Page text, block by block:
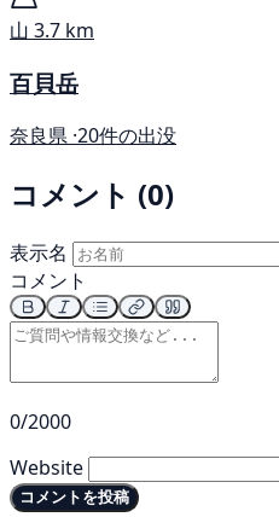
山 3.7 km
百貝岳
奈良県 ·20件の出没
コメント (0)
表示名
コメント
0/2000
Website
コメントを投稿